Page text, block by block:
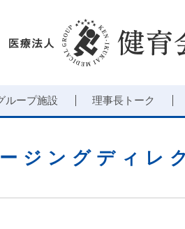
ループ施設 理事長トーク
ジングディレ